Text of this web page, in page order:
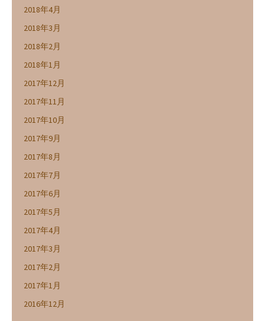
2018年4月
2018年3月
2018年2月
2018年1月
2017年12月
2017年11月
2017年10月
2017年9月
2017年8月
2017年7月
2017年6月
2017年5月
2017年4月
2017年3月
2017年2月
2017年1月
2016年12月